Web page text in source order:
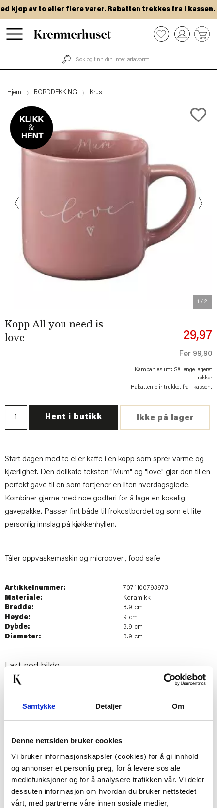
Samtykke Detaljer Om
Denne nettsiden bruker cookies
Vi bruker informasjonskapsler (cookies) for å gi innhold
og annonser et personlig preg, for å levere sosiale
mediefunksjoner og for å analysere trafikken vår. Vi deler
dessuten informasjon om hvordan du bruker nettstedet
vårt, med partnerne våre innen sosiale medier,
Hopp
til
kjøp av to eller flere varer. Rabatten trekkes fra i kassen.
0
Hjem BORDDEKKING Krus
1 / 2
Kopp All you need is
love
29,97
Før 99,90
Kampanjeslutt: Så lenge lageret
rekker
Rabatten blir trukket fra i kassen.
Ikke på lager
Hent i butikk
Start dagen med te eller kaffe i en kopp som sprer varme og
kjærlighet. Den delikate teksten "Mum" og "love" gjør den til en
perfekt gave til en som fortjener en liten hverdagsglede.
Kombiner gjerne med noe godteri for å lage en koselig
gavepakke. Passer fint både til frokostbordet og som et lite
personlig innslag på kjøkkenhyllen.
Tåler oppvaskemaskin og microoven, food safe
Artikkelnummer:
7071100793973
Materiale:
Keramikk
Bredde:
8.9 cm
Høyde:
9 cm
Dybde:
8.9 cm
Diameter:
8.9 cm
Last ned bilde
Passer med